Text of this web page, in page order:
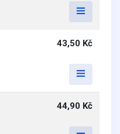
43,50 Kč
44,90 Kč